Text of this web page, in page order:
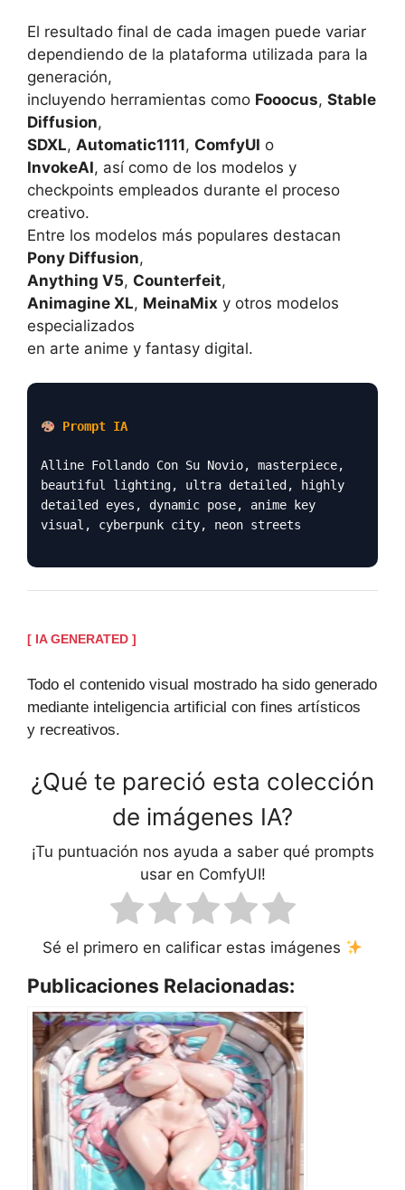
El resultado final de cada imagen puede variar
dependiendo de la plataforma utilizada para la
generación,
incluyendo herramientas como Fooocus, Stable
Diffusion,
SDXL, Automatic1111, ComfyUI o
InvokeAI, así como de los modelos y
checkpoints empleados durante el proceso
creativo.
Entre los modelos más populares destacan
Pony Diffusion,
Anything V5, Counterfeit,
Animagine XL, MeinaMix y otros modelos
especializados
en arte anime y fantasy digital.
Prompt IA
Alline Follando Con Su Novio, masterpiece,
beautiful lighting, ultra detailed, highly
detailed eyes, dynamic pose, anime key
visual, cyberpunk city, neon streets
[ IA GENERATED ]
Todo el contenido visual mostrado ha sido generado
mediante inteligencia artificial con fines artísticos
y recreativos.
¿Qué te pareció esta colección
de imágenes IA?
¡Tu puntuación nos ayuda a saber qué prompts
usar en ComfyUI!
Sé el primero en calificar estas imágenes
Publicaciones Relacionadas: